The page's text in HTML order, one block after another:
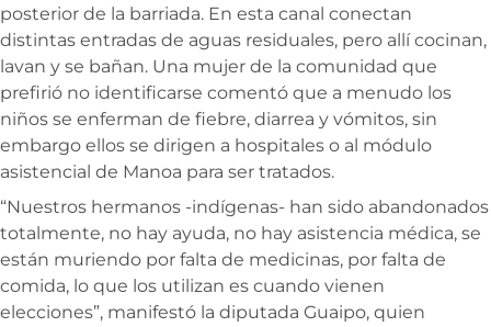
posterior de la barriada. En esta canal conectan
distintas entradas de aguas residuales, pero allí cocinan,
lavan y se bañan. Una mujer de la comunidad que
prefirió no identificarse comentó que a menudo los
niños se enferman de fiebre, diarrea y vómitos, sin
embargo ellos se dirigen a hospitales o al módulo
asistencial de Manoa para ser tratados.
“Nuestros hermanos -indígenas- han sido abandonados
totalmente, no hay ayuda, no hay asistencia médica, se
están muriendo por falta de medicinas, por falta de
comida, lo que los utilizan es cuando vienen
elecciones”, manifestó la diputada Guaipo, quien